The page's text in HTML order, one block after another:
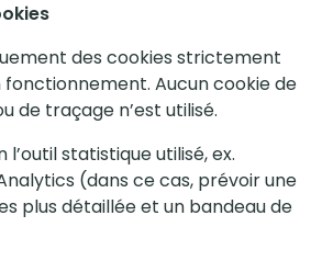
des cookies strictement
fonctionnement. Aucun cookie de
de traçage n’est utilisé.
statistique utilisé, ex.
(dans ce cas, prévoir une
plus détaillée et un bandeau de